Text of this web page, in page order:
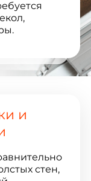
и
стен,